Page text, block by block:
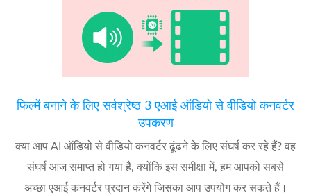
फिल्में बनाने के लिए सर्वश्रेष्ठ 3 एआई ऑडियो से वीडियो कनवर्टर
उपकरण
क्या आप AI ऑडियो से वीडियो कनवर्टर ढूंढने के लिए संघर्ष कर रहे हैं? वह
संघर्ष आज समाप्त हो गया है, क्योंकि इस समीक्षा में, हम आपको सबसे
अच्छा एआई कनवर्टर प्रदान करेंगे जिसका आप उपयोग कर सकते हैं।